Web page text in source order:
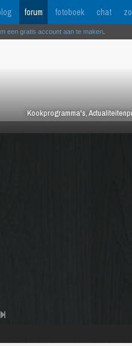
forum fotoboek chat
Kookprogramma's,
een gratis account aan te maken